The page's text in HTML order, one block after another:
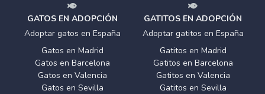
GATOS EN ADOPCIÓN
Adoptar gatos en España
Gatos en Madrid
Gatos en Barcelona
Gatos en Valencia
Gatos en Sevilla
GATITOS EN ADOPCIÓN
Adoptar gatitos en España
Gatitos en Madrid
Gatitos en Barcelona
Gatitos en Valencia
Gatitos en Sevilla